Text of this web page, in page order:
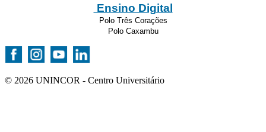
Ensino Digital
Polo Três Corações
Polo Caxambu
© 2026 UNINCOR - Centro Universitário